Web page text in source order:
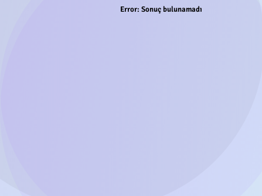
Error: Sonuç bulunamadı